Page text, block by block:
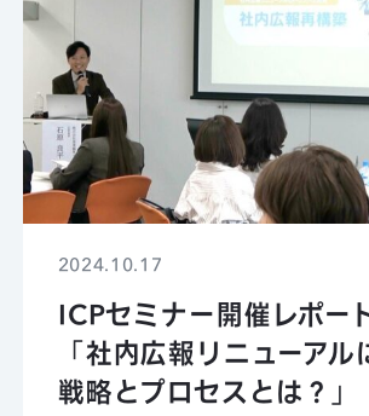
2024.10.17
ICPセミナー開催レポー
「社内広報リニューアル
戦略とプロセスとは？」